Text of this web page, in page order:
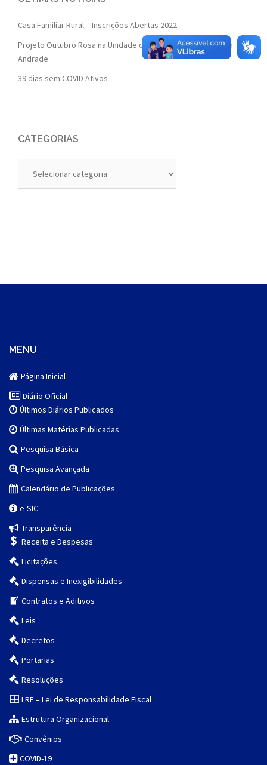
Casa Familiar Rural – Inscrições Abertas 2022
Projeto Outubro Rosa na Unidade de Saúde da Família Isaura
Andrade
39 dias sem COVID Ativos
CATEGORIAS
MENU
Página Inicial
Diário Oficial
Últimos Diários Publicados
Últimas Matérias Publicadas
Pesquisa Básica
Pesquisa Avançada
Calendário de Publicações
e-SIC
Transparência
Receita e Despesas
Licitações
Dispensas e Inexigibilidades
Contratos e Aditivos
Leis
Decretos
Portarias
Resoluções
LRF – Lei de Responsabilidade Fiscal
Estrutura Organizacional
Convênios
COVID-19